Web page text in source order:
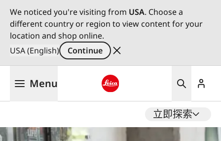
We noticed you're visiting from USA. Choose a
different country or region to view content for your
location and shop online.
USA (English)
Continue
Menu
立即探索